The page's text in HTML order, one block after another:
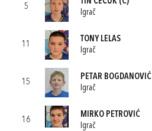
5
Igrač
11
TONY LELAS
Igrač
15
PETAR BOGDANOVIĆ
Igrač
16
MIRKO PETROVIĆ
Igrač